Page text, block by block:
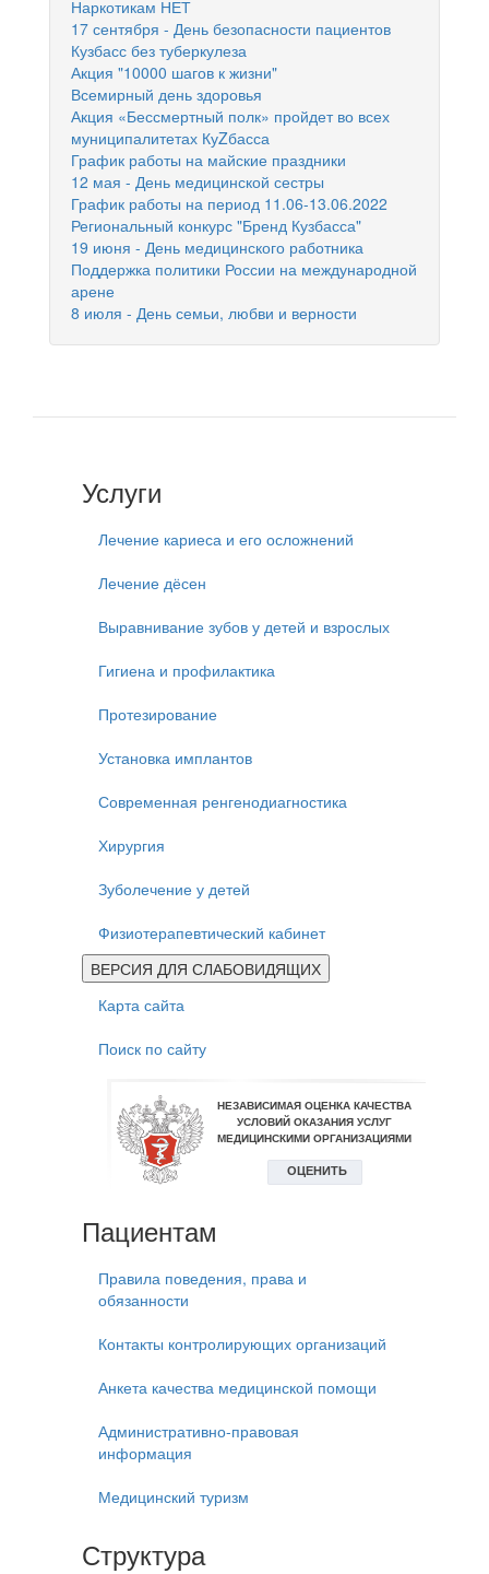
Наркотикам НЕТ
17 сентября - День безопасности пациентов
Кузбасс без туберкулеза
Акция "10000 шагов к жизни"
Всемирный день здоровья
Акция «Бессмертный полк» пройдет во всех
муниципалитетах КуZбасса
График работы на майские праздники
12 мая - День медицинской сестры
График работы на период 11.06-13.06.2022
Региональный конкурс "Бренд Кузбасса"
19 июня - День медицинского работника
Поддержка политики России на международной
арене
8 июля - День семьи, любви и верности
Услуги
Лечение кариеса и его осложнений
Лечение дёсен
Выравнивание зубов у детей и взрослых
Гигиена и профилактика
Протезирование
Установка имплантов
Современная ренгенодиагностика
Хирургия
Зуболечение у детей
Физиотерапевтический кабинет
ВЕРСИЯ ДЛЯ СЛАБОВИДЯЩИХ
Карта сайта
Поиск по сайту
Пациентам
Правила поведения, права и
обязанности
Контакты контролирующих организаций
Анкета качества медицинской помощи
Административно-правовая
информация
Медицинский туризм
Структура